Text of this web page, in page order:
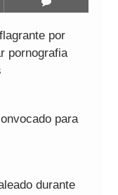
por
pornografia
para
durante